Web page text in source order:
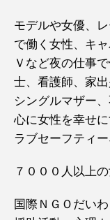
モデルや女優、
で働く女性、キ
Ｖなど夜の仕事
士、看護師、家
シングルマザー
心に女性を幸せ
ラブセーフティ
７０００人以上
国際ＮＧＯだい